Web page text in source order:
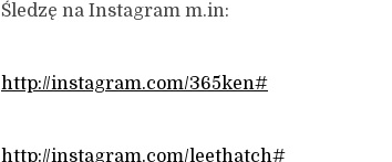
Śledzę na Instagram m.in:
http://instagram.com/365ken#
http://instagram.com/leethatch#